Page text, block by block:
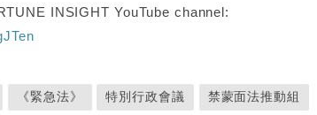
INSIGHT YouTube channel:
《緊急法》 特別行政會議 禁蒙面法推動組